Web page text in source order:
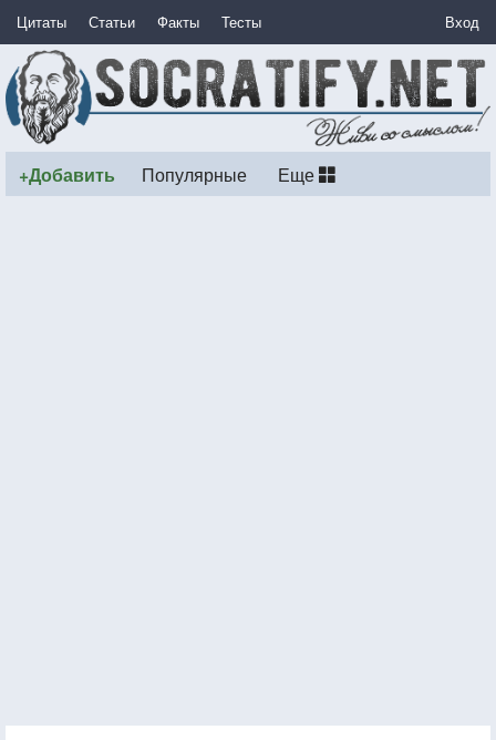
Цитаты Статьи Факты Тесты Вход
+Добавить Популярные Еще